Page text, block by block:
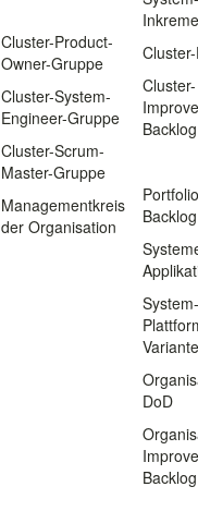
Cluster-Product-
Owner-Gruppe
Cluster-System-
Engineer-Gruppe
Cluster-Scrum-
Master-Gruppe
Managementkreis
der Organisation
Cluster-
Backlog
Backlog
System-
DoD
Backlog